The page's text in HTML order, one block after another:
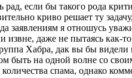
если бы такого рода
криво решает ту
заявлениям я отношусь
даже не пытаясь как-
Хабра, дак вы бы
на одной волне со
спама, однако